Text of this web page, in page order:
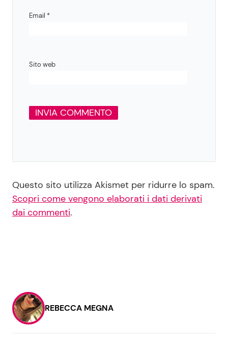
Email *
Sito web
Questo sito utilizza Akismet per ridurre lo spam.
Scopri come vengono elaborati i dati derivati
dai commenti.
REBECCA MEGNA